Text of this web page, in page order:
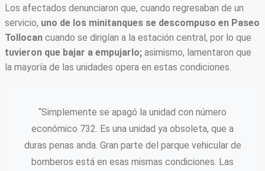
Los afectados denunciaron que, cuando regresaban de un
servicio, uno de los minitanques se descompuso en Paseo
Tollocan cuando se dirigían a la estación central, por lo que
tuvieron que bajar a empujarlo; asimismo, lamentaron que
la mayoría de las unidades opera en estas condiciones.
“Simplemente se apagó la unidad con número
económico 732. Es una unidad ya obsoleta, que a
duras penas anda. Gran parte del parque vehicular de
bomberos está en esas mismas condiciones. Las